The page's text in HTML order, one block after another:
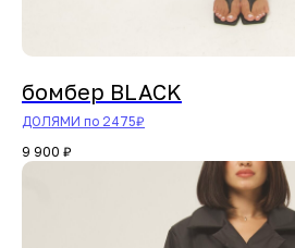
бомбер BLACK
ДОЛЯМИ по 2475₽
9 900 ₽